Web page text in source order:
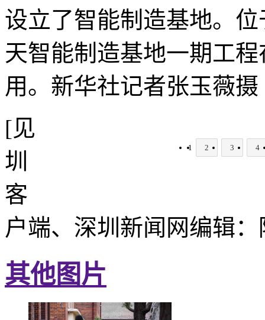
设立了智能制造基地。
天智能制造基地一期工
用。新华社记者张玉薇摄
1 2 3 4
[见
圳
客
户端、深圳新闻网编辑
其他图片